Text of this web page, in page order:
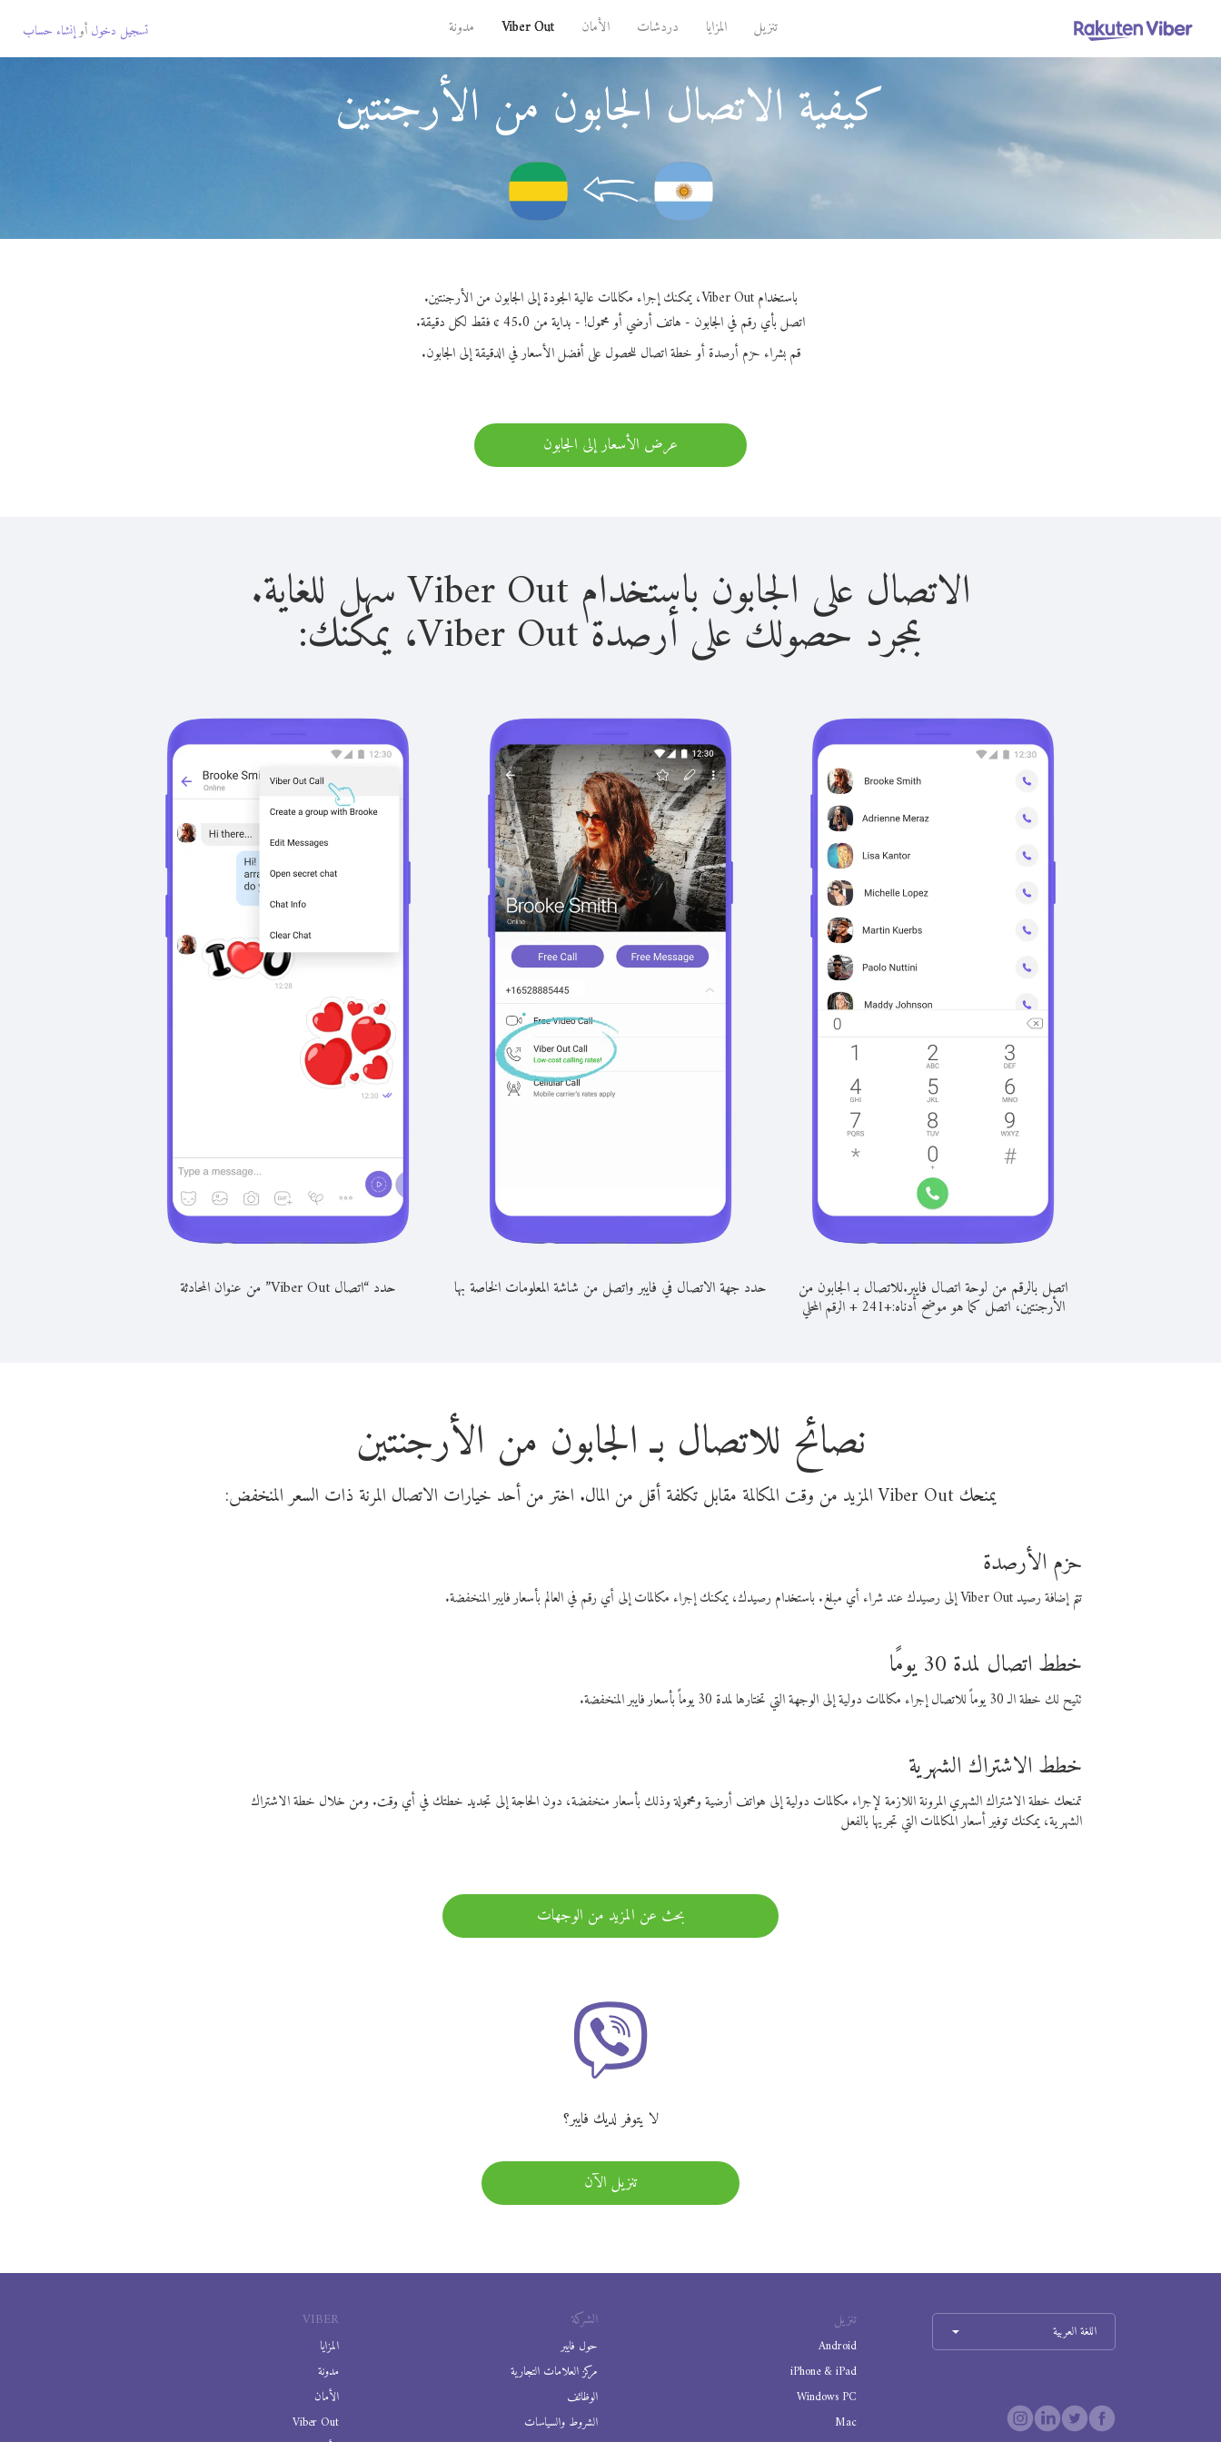
تنزيل المزايا دردشات الأمان Viber Out مدونة تسجيل دخول أوإنشاء حساب
كيفية الاتصال الجابون من الأرجنتين
باستخدام Viber Out، يمكنك إجراء مكالمات عالية الجودة إلى الجابون من الأرجنتين.
اتصل بأي رقم في الجابون - هاتف أرضي أو محمول! - بداية من 45.0 ¢ فقط لكل دقيقة.
قم بشراء حزم أرصدة أو خطة اتصال للحصول على أفضل الأسعار في الدقيقة إلى الجابون.
عرض الأسعار إلى الجابون
الاتصال على الجابون باستخدام Viber Out سهل للغاية.
بمجرد حصولك على أرصدة Viber Out، يمكنك:
اتصل بالرقم من لوحة اتصال فايبر.للاتصال بـ الجابون من
الأرجنتين، اتصل كما هو موضح أدناه:+
241
+الرقم المحلي
حدد جهة الاتصال في فايبر واتصل من شاشة المعلومات الخاصة بها حدد “اتصال Viber Out” من عنوان المحادثة
نصائح للاتصال بـ الجابون من الأرجنتين
يمنحك Viber Out المزيد من وقت المكالمة مقابل تكلفة أقل من المال. اختر من أحد خيارات الاتصال المرنة ذات السعر المنخفض:
حزم الأرصدة
تتم إضافة رصيد Viber Out إلى رصيدك عند شراء أي مبلغ. باستخدام رصيدك، يمكنك إجراء مكالمات إلى أي رقم في العالم بأسعار فايبر المنخفضة.
خطط اتصال لمدة 30 يومًا
تتيح لك خطة الـ 30 يوماً للاتصال إجراء مكالمات دولية إلى الوجهة التي تختارها لمدة 30 يوماً بأسعار فايبر المنخفضة.
خطط الاشتراك الشهرية
تمنحك خطة الاشتراك الشهري المرونة اللازمة لإجراء مكالمات دولية إلى هواتف أرضية ومحمولة وذلك بأسعار منخفضة، دون الحاجة إلى تجديد خطتك في أي وقت. ومن خلال خطة الاشتراك
الشهرية، يمكنك توفير أسعار المكالمات التي تجريها بالفعل
بحث عن المزيد من الوجهات
لا يتوفر لديك فايبر؟
تنزيل الآن
VIBER
المزايا
مدونة
الأمان
Viber Out
الشركة
حول فايبر
مركز العلامات التجارية
الوظائف
الشروط والسياسات
تنزيل
Android
iPhone & iPad
Windows PC
Mac
اللغة العربية